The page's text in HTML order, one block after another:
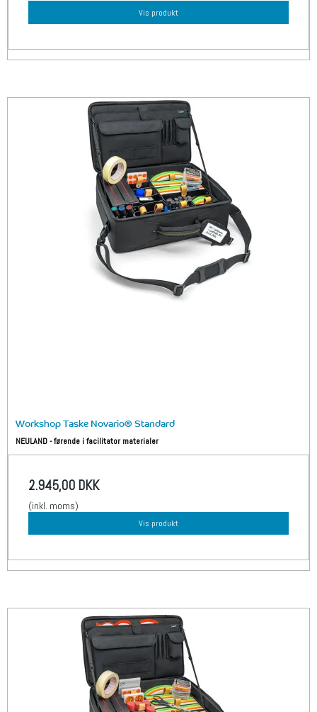
Vis produkt
Workshop Taske Novario® Standard
NEULAND - førende i facilitator materialer
2.945,00 DKK
(inkl. moms)
Vis produkt